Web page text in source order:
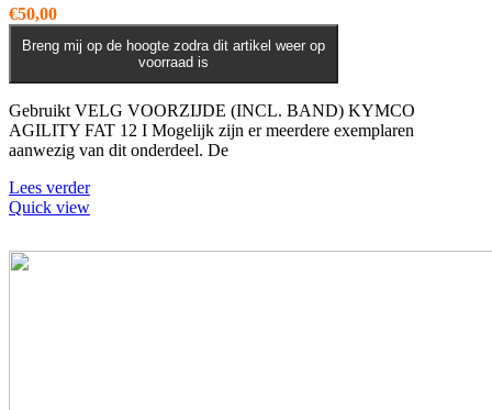
€50,00
Breng mij op de hoogte zodra dit artikel weer op
voorraad is
Gebruikt VELG VOORZIJDE (INCL. BAND) KYMCO
AGILITY FAT 12 I Mogelijk zijn er meerdere exemplaren
aanwezig van dit onderdeel. De
Lees verder
Quick view